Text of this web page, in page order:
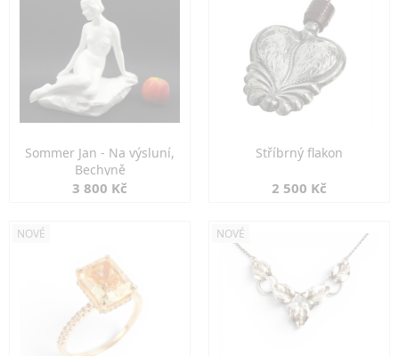
Sommer Jan - Na výsluní,
Bechyně
3 800 Kč
Stříbrný flakon
2 500 Kč
NOVÉ NOVÉ